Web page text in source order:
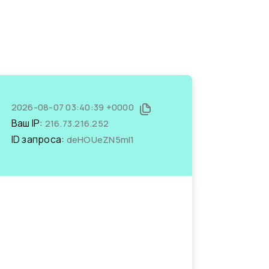
2026-08-07 03:40:39 +0000
Ваш IP: 216.73.216.252
ID запроса: deHOUeZN5mI1